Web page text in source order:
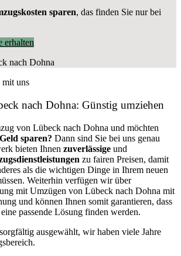
sparen, das finden Sie nur bei
erhalten
nach Dohna: Günstig umziehen
von Lübeck nach Dohna und möchten
sparen? Dann sind Sie bei uns genau
bieten Ihnen zuverlässige und
zu fairen Preisen, damit
als die wichtigen Dinge in Ihrem neuen
Weiterhin verfügen wir über
mit Umzügen von Lübeck nach Dohna mit
und können Ihnen somit garantieren, dass
passende Lösung finden werden.
ausgewählt, wir haben viele Jahre